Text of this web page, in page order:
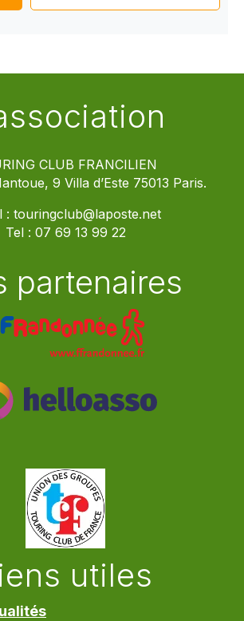
CLUB FRANCILIEN
9 Villa d’Este 75013 Paris.
: touringclub@laposte.net
Tel : 07 69 13 99 22
partenaires
utiles